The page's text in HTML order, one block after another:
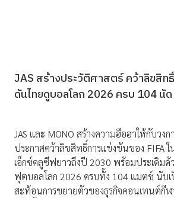
JAS สร้างประวัติศาสตร์ คว้าลิขสิท
ดันไทยดูบอลโลก 2026 ครบ 104 นัด
JAS และ MONO สร้างความฮือฮาให้กับวง
ประกาศคว้าลิขสิทธิ์การแข่งขันของ FIFA
เอ็กซ์คลูซีฟยาวถึงปี 2030 พร้อมประเดิมด้
ฟุตบอลโลก 2026 ครบทั้ง 104 แมตช์ นับ
สะท้อนการขยายตัวของธุรกิจคอนเทนต์กีฬ